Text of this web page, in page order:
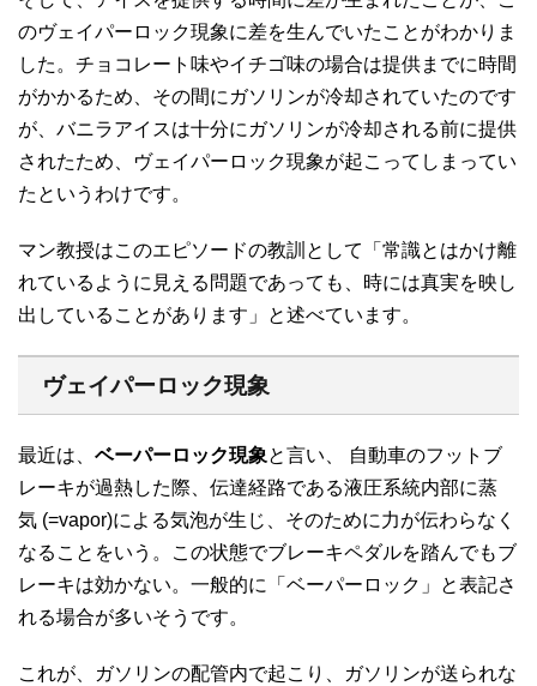
のヴェイパーロック現象に差を生んでいたことがわかりま
した。チョコレート味やイチゴ味の場合は提供までに時間
がかかるため、その間にガソリンが冷却されていたのです
が、バニラアイスは十分にガソリンが冷却される前に提供
されたため、ヴェイパーロック現象が起こってしまってい
たというわけです。
マン教授はこのエピソードの教訓として「常識とはかけ離
れているように見える問題であっても、時には真実を映し
出していることがあります」と述べています。
ヴェイパーロック現象
最近は、 ベーパーロック現象と言い、 自動車のフットブ
レーキが過熱した際、伝達経路である液圧系統内部に蒸
気 (=vapor)による気泡が生じ、そのために力が伝わらなく
なることをいう。この状態でブレーキペダルを踏んでもブ
レーキは効かない。一般的に「ベーパーロック」と表記さ
れる場合が多いそうです。
これが、ガソリンの配管内で起こり、ガソリンが送られな